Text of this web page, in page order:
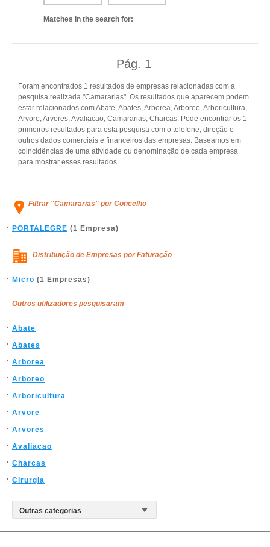
Matches in the search for:
Pág. 1
Foram encontrados 1 resultados de empresas relacionadas com a
pesquisa realizada "Camararias". Os resultados que aparecem podem
estar relacionados com Abate, Abates, Arborea, Arboreo, Arboricultura,
Arvore, Arvores, Avaliacao, Camararias, Charcas. Pode encontrar os 1
primeiros resultados para esta pesquisa com o telefone, direção e
outros dados comerciais e financeiros das empresas. Baseamos em
coincidências de uma atividade ou denominação de cada empresa
para mostrar esses resultados.
Filtrar "Camararias" por Concelho
PORTALEGRE (1 Empresa)
Distribuição de Empresas por Faturação
Micro (1 Empresas)
Outros utilizadores pesquisaram
Abate
Abates
Arborea
Arboreo
Arboricultura
Arvore
Arvores
Avaliacao
Charcas
Cirurgia